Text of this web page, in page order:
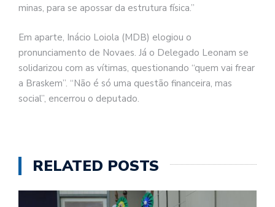
minas, para se apossar da estrutura física.”
Em aparte, Inácio Loiola (MDB) elogiou o
pronunciamento de Novaes. Já o Delegado Leonam se
solidarizou com as vítimas, questionando “quem vai frear
a Braskem”. “Não é só uma questão financeira, mas
social”, encerrou o deputado.
RELATED POSTS